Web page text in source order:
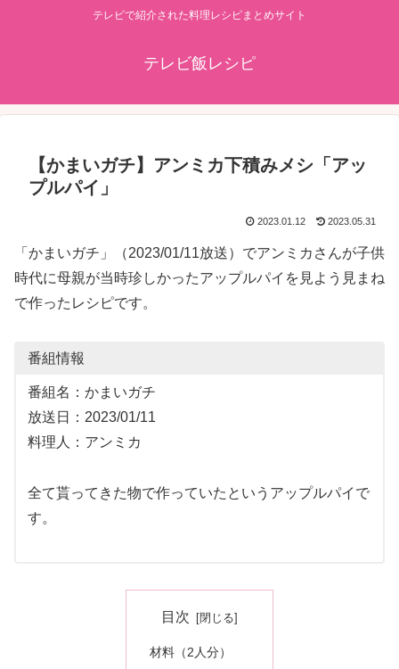
テレビで紹介された料理レシピまとめサイト
テレビ飯レシピ
【かまいガチ】アンミカ下積みメシ「アッ
プルパイ」
2023.01.12 2023.05.31
「かまいガチ」（2023/01/11放送）でアンミカさんが子供
時代に母親が当時珍しかったアップルパイを見よう見まね
で作ったレシピです。
番組情報
番組名：かまいガチ
放送日：2023/01/11
料理人：アンミカ
全て貰ってきた物で作っていたというアップルパイで
す。
目次
材料（2人分）